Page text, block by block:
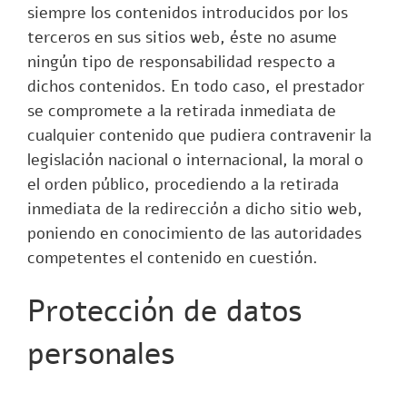
siempre los contenidos introducidos por los
terceros en sus sitios web, éste no asume
ningún tipo de responsabilidad respecto a
dichos contenidos. En todo caso, el prestador
se compromete a la retirada inmediata de
cualquier contenido que pudiera contravenir la
legislación nacional o internacional, la moral o
el orden público, procediendo a la retirada
inmediata de la redirección a dicho sitio web,
poniendo en conocimiento de las autoridades
competentes el contenido en cuestión.
Protección de datos
personales